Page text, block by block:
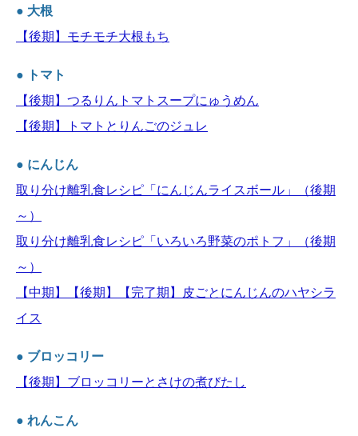
● 大根
【後期】モチモチ大根もち
● トマト
【後期】つるりんトマトスープにゅうめん
【後期】トマトとりんごのジュレ
● にんじん
取り分け離乳食レシピ「にんじんライスボール」（後期
～）
取り分け離乳食レシピ「いろいろ野菜のポトフ」（後期
～）
【中期】【後期】【完了期】皮ごとにんじんのハヤシラ
イス
● ブロッコリー
【後期】ブロッコリーとさけの煮びたし
● れんこん